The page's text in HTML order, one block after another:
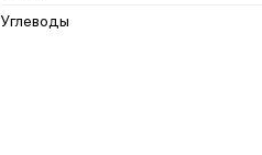
Углеводы